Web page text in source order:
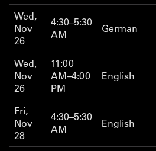
Wed,
Nov
26
4:30–5:30
AM
German
Wed,
Nov
26
11:00
AM–4:00
PM
English
Fri,
Nov
28
4:30–5:30
AM
English